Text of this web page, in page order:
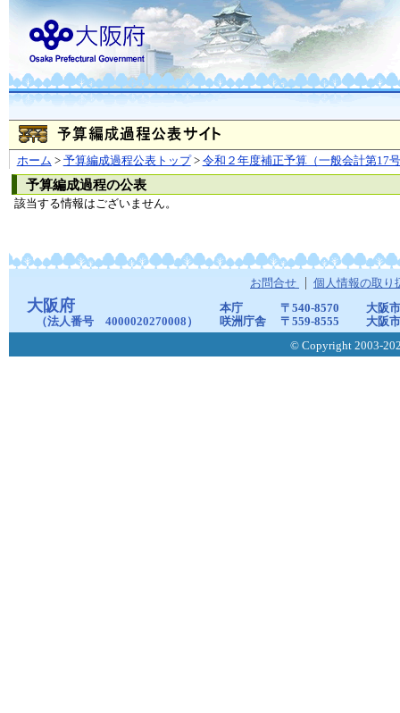
ホーム > 予算編成過程公表トップ> 令和２年度補正予算（一般会計第17
予算編成過程の公表
該当する情報はございません。
お問合せ 個人情報の取り
大阪府
（法人番号 4000020270008）
本庁 〒540-8570
大阪
咲洲庁舎
〒559-8555
大阪
© Copyright 2003-